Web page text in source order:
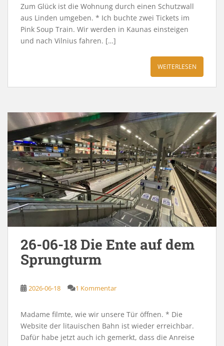
Zum Glück ist die Wohnung durch einen Schutzwall
aus Linden umgeben. * Ich buchte zwei Tickets im
Pink Soup Train. Wir werden in Kaunas einsteigen
und nach Vilnius fahren. […]
WEITERLESEN
26-06-18 Die Ente auf dem
Sprungturm
2026-06-18 1 Kommentar
Madame filmte, wie wir unsere Tür öffnen. * Die
Website der litauischen Bahn ist wieder erreichbar.
Dafür habe jetzt auch ich gemerkt, dass die Anreise